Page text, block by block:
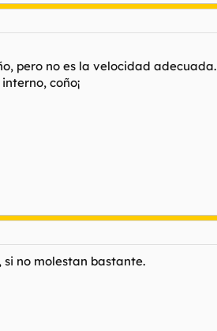
pero no es la velocidad adecuada.
coño¡
no molestan bastante.